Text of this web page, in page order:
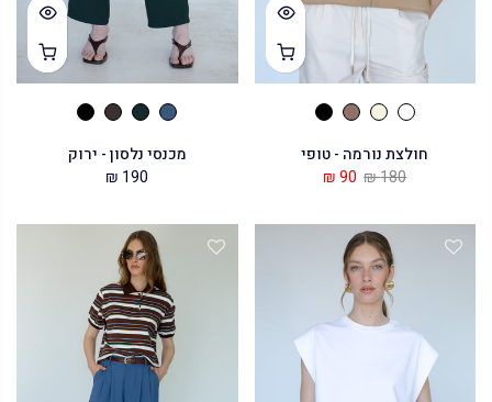
חולצת נורמה - טופי
180 ₪
90 ₪
מכנסי נלסון - ירוק
190 ₪